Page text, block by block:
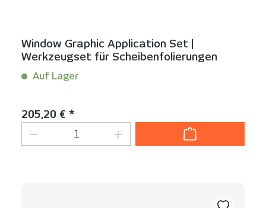
Window Graphic Application Set |
Werkzeugset für Scheibenfolierungen
Auf Lager
Regulärer Preis:
205,20 € *
Produkt Anzahl: Gib den